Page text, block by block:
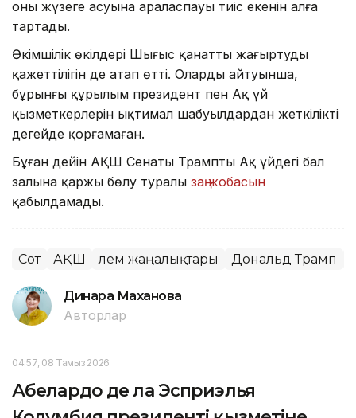
оның жүзеге асуына араласпауы тиіс екенін алға
тартады.
Әкімшілік өкілдері Шығыс қанатты жаңғыртудың
қажеттілігін де атап өтті. Олардың айтуынша,
бұрынғы құрылым президент пен Ақ үй
қызметкерлерін ықтимал шабуылдардан жеткілікті
деңгейде қорғамаған.
Бұған дейін АҚШ Сенаты Трамптың Ақ үйдегі бал
залына қаржы бөлу туралы заң жобасын
қабылдамады.
Сот АҚШ Әлем жаңалықтары Дональд Трамп
Динара Маханова
Авторлар
04:57, 08 Тамыз 2026
Абелардо де ла Эсприэлья